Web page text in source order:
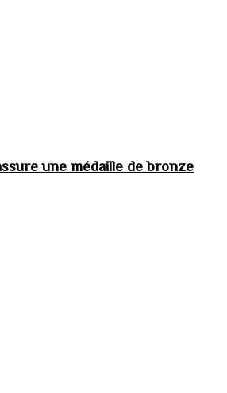
une médaille de bronze